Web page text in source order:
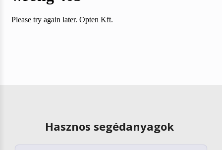
Hasznos segédanyagok